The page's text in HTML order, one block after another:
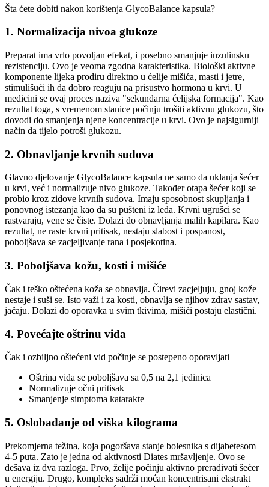
Šta ćete dobiti nakon korištenja GlycoBalance kapsula?
1. Normalizacija nivoa glukoze
Preparat ima vrlo povoljan efekat, i posebno smanjuje inzulinsku
rezistenciju. Ovo je veoma zgodna karakteristika. Biološki aktivne
komponente lijeka prodiru direktno u ćelije mišića, masti i jetre,
stimulišući ih da dobro reaguju na prisustvo hormona u krvi. U
medicini se ovaj proces naziva "sekundarna ćelijska formacija". Kao
rezultat toga, s vremenom stanice počinju trošiti aktivnu glukozu, što
dovodi do smanjenja njene koncentracije u krvi. Ovo je najsigurniji
način da tijelo potroši glukozu.
2. Obnavljanje krvnih sudova
Glavno djelovanje GlycoBalance kapsula ne samo da uklanja šećer
u krvi, već i normalizuje nivo glukoze. Također otapa šećer koji se
probio kroz zidove krvnih sudova. Imaju sposobnost skupljanja i
ponovnog istezanja kao da su pušteni iz leda. Krvni ugrušci se
rastvaraju, vene se čiste. Dolazi do obnavljanja malih kapilara. Kao
rezultat, ne raste krvni pritisak, nestaju slabost i pospanost,
poboljšava se zacjeljivanje rana i posjekotina.
3. Poboljšava kožu, kosti i mišiće
Čak i teško oštećena koža se obnavlja. Čirevi zacjeljuju, gnoj kože
nestaje i suši se. Isto važi i za kosti, obnavlja se njihov zdrav sastav,
jačaju. Dolazi do oporavka u svim tkivima, mišići postaju elastični.
4. Povećajte oštrinu vida
Čak i ozbiljno oštećeni vid počinje se postepeno oporavljati
Oštrina vida se poboljšava sa 0,5 na 2,1 jedinica
Normalizuje očni pritisak
Smanjenje simptoma katarakte
5. Oslobađanje od viška kilograma
Prekomjerna težina, koja pogoršava stanje bolesnika s dijabetesom
4-5 puta. Zato je jedna od aktivnosti Diates mršavljenje. Ovo se
dešava iz dva razloga. Prvo, želije počinju aktivno prerađivati ​​šećer
u energiju. Drugo, kompleks sadrži moćan koncentrisani ekstrakt